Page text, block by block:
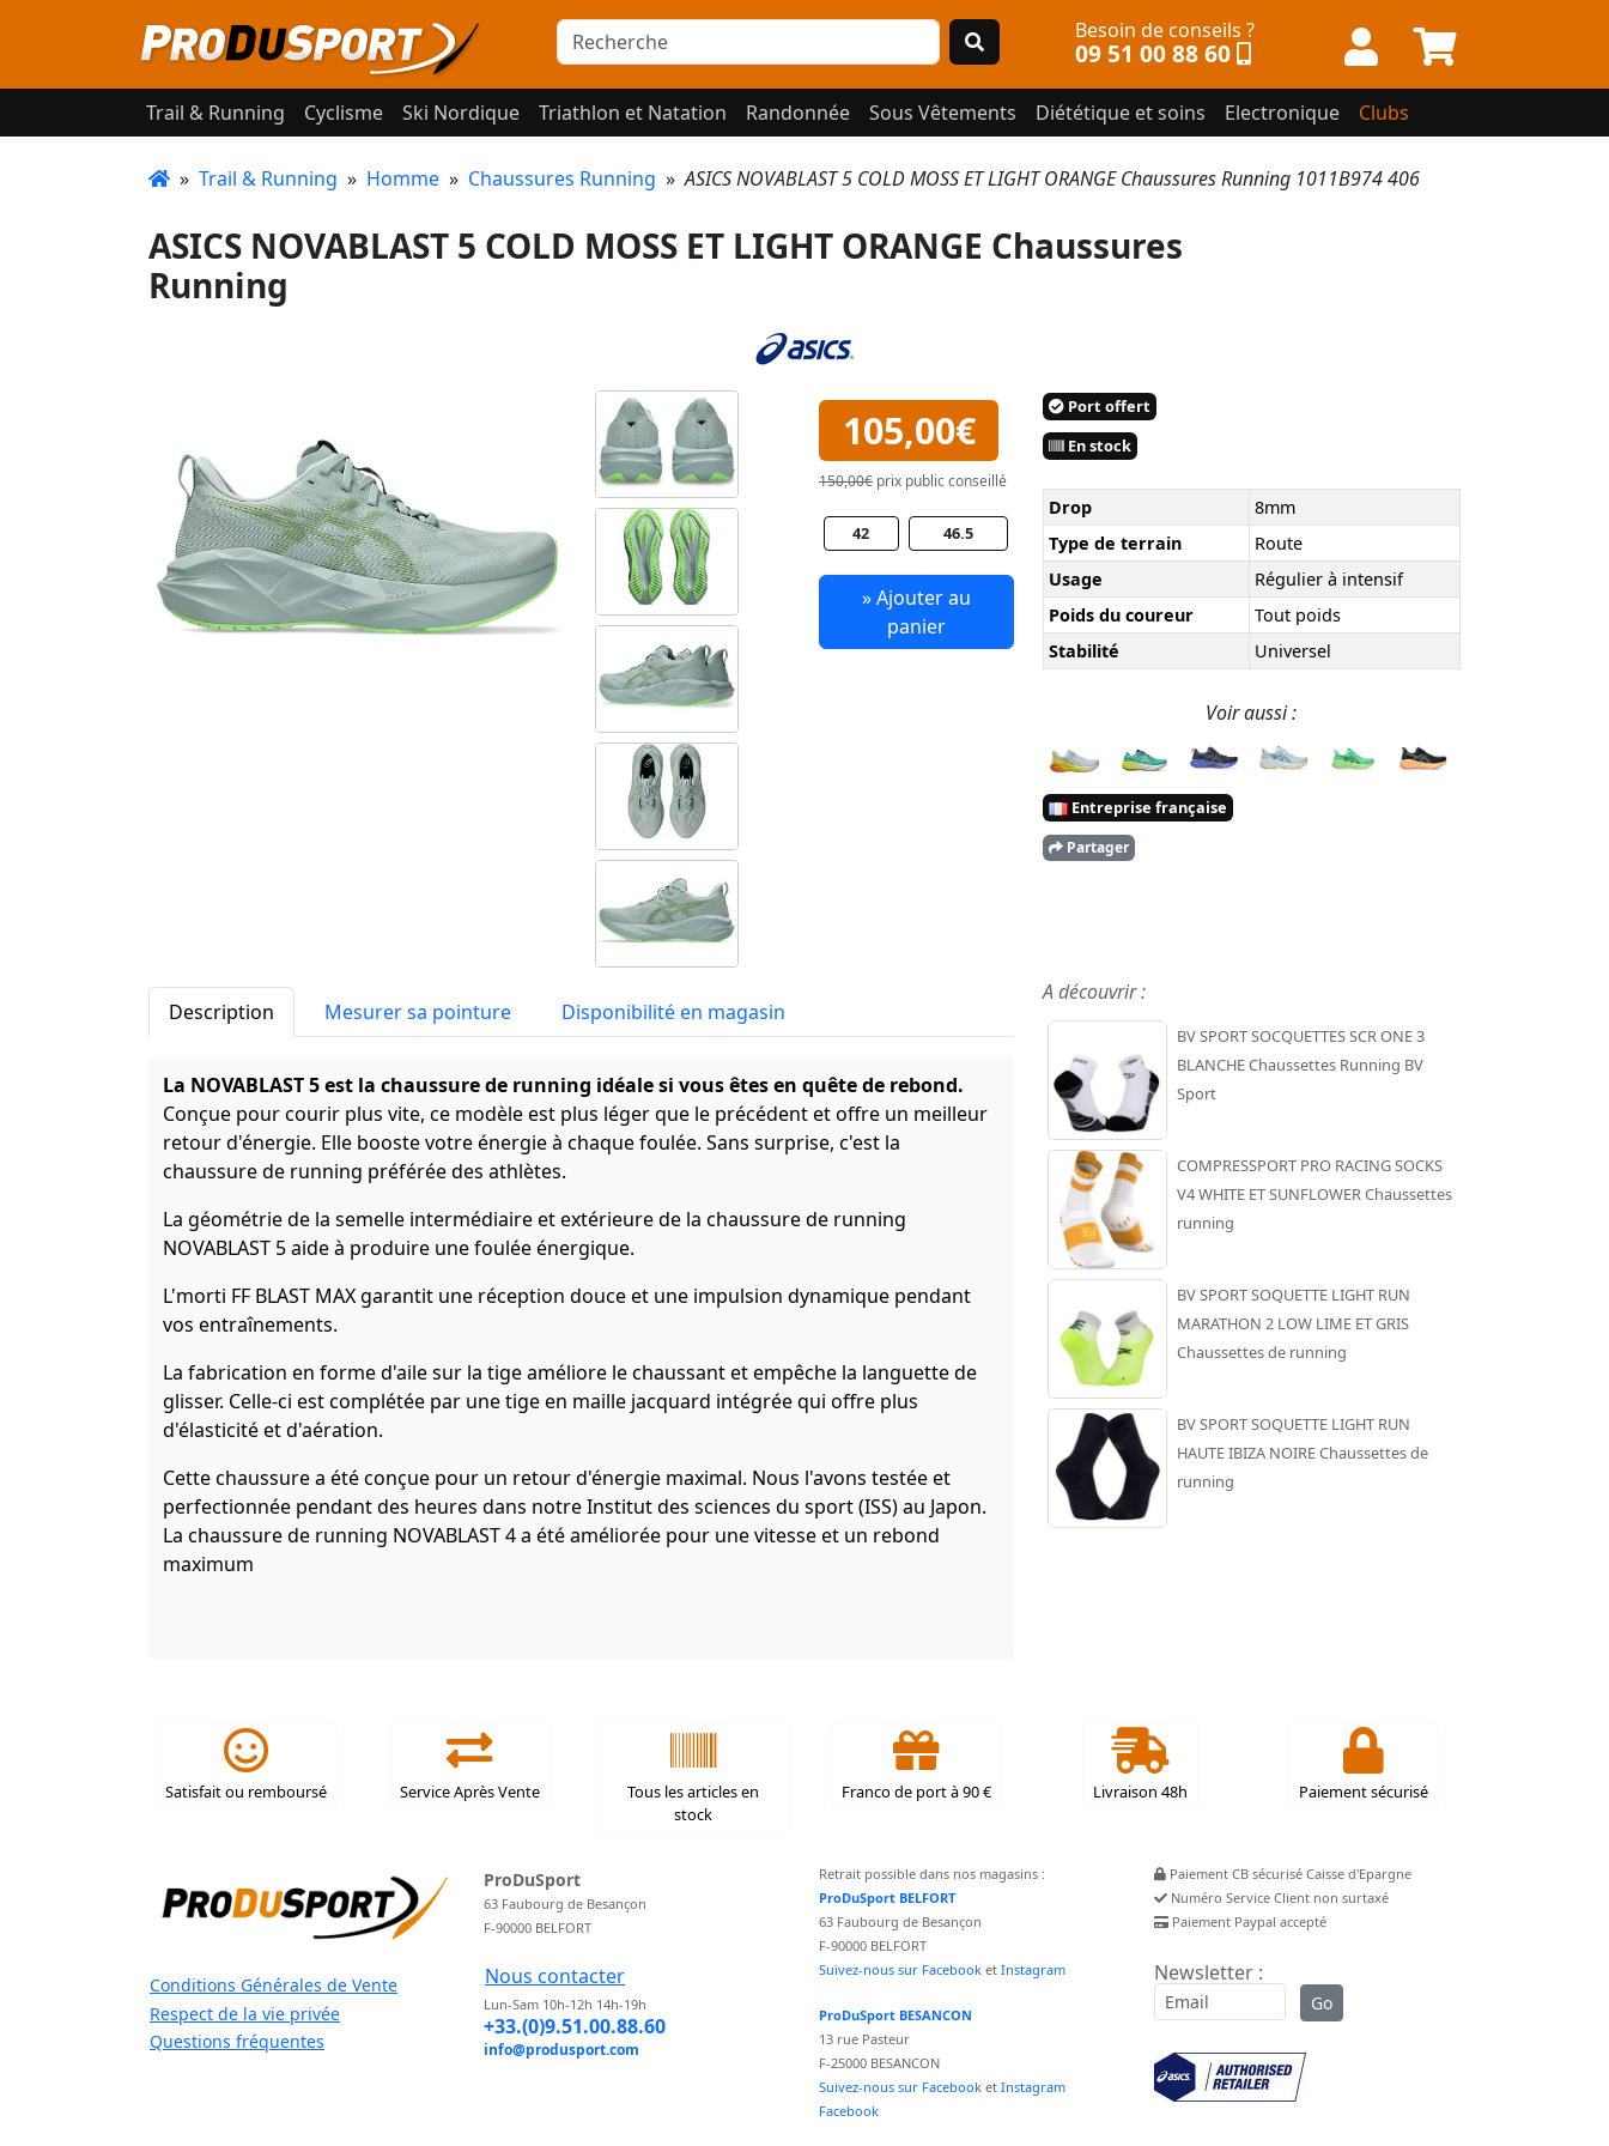
Besoin de conseils ?
09 51 00 88 60
Trail & Running Cyclisme Ski Nordique Triathlon et Natation Randonnée Sous Vêtements Diététique et soins Electronique Clubs
» Trail & Running » Homme » Chaussures Running »ASICS NOVABLAST 5 COLD MOSS ET LIGHT ORANGE Chaussures Running 1011B974 406
ASICS NOVABLAST 5 COLD MOSS ET LIGHT ORANGE Chaussures
Running
105,00€
150,00€ prix public conseillé
42 46.5
» Ajouter au
panier
Port offert
En stock
Drop
8mm
Type de terrain
Route
Usage
Régulier à intensif
Poids du coureur
Tout poids
Stabilité
Universel
Voir aussi :
Entreprise française
Partager
Description Mesurer sa pointure Disponibilité en magasin
La NOVABLAST 5 est la chaussure de running idéale si vous êtes en quête de rebond.
Conçue pour courir plus vite, ce modèle est plus léger que le précédent et offre un meilleur
retour d'énergie. Elle booste votre énergie à chaque foulée. Sans surprise, c'est la
chaussure de running préférée des athlètes.
La géométrie de la semelle intermédiaire et extérieure de la chaussure de running
NOVABLAST 5 aide à produire une foulée énergique.
L'morti FF BLAST MAX garantit une réception douce et une impulsion dynamique pendant
vos entraînements.
La fabrication en forme d'aile sur la tige améliore le chaussant et empêche la languette de
glisser. Celle-ci est complétée par une tige en maille jacquard intégrée qui offre plus
d'élasticité et d'aération.
Cette chaussure a été conçue pour un retour d'énergie maximal. Nous l'avons testée et
perfectionnée pendant des heures dans notre Institut des sciences du sport (ISS) au Japon.
La chaussure de running NOVABLAST 4 a été améliorée pour une vitesse et un rebond
maximum
A découvrir :
BV SPORT SOCQUETTES SCR ONE 3
BLANCHE Chaussettes Running BV
Sport
COMPRESSPORT PRO RACING SOCKS
V4 WHITE ET SUNFLOWER Chaussettes
running
BV SPORT SOQUETTE LIGHT RUN
MARATHON 2 LOW LIME ET GRIS
Chaussettes de running
BV SPORT SOQUETTE LIGHT RUN
HAUTE IBIZA NOIRE Chaussettes de
running
Satisfait ou remboursé Service Après Vente
Tous les articles en
stock
Franco de port à 90 € Livraison 48h Paiement sécurisé
Conditions Générales de Vente
Respect de la vie privée
Questions fréquentes
ProDuSport
63 Faubourg de Besançon
F-90000 BELFORT
Nous contacter
Lun-Sam 10h-12h 14h-19h
+33.(0)9.51.00.88.60
info@produsport.com
Retrait possible dans nos magasins :
ProDuSport BELFORT
63 Faubourg de Besançon
F-90000 BELFORT
Suivez-nous sur Facebook et Instagram
ProDuSport BESANCON
13 rue Pasteur
F-25000 BESANCON
Suivez-nous sur Facebook et Instagram
Facebook
Paiement CB sécurisé Caisse d'Epargne
Numéro Service Client non surtaxé
Paiement Paypal accepté
Newsletter :